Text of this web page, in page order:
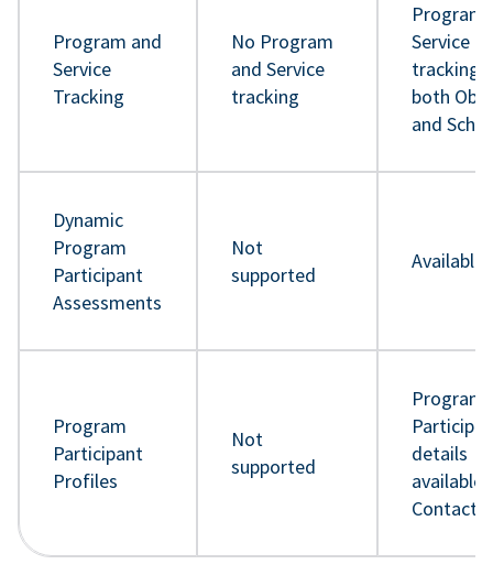
Program and
Service
Tracking
No Program
and Service
tracking
Program
Service
tracking
both
and
Dynamic
Program
Participant
Assessments
Not
supported
Available
Program
Participant
Profiles
Not
supported
Program
details
available
Contact